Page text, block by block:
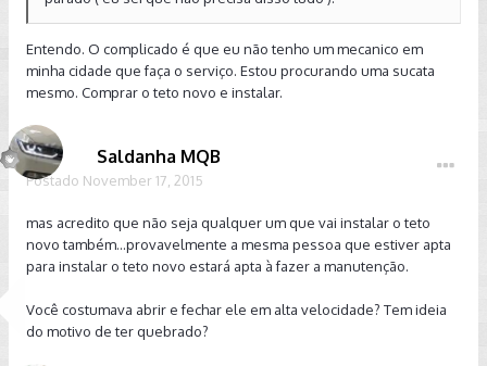
Entendo. O complicado é que eu não tenho um mecanico em
minha cidade que faça o serviço. Estou procurando uma sucata
mesmo. Comprar o teto novo e instalar.
Saldanha MQB
Postado November 17, 2015
mas acredito que não seja qualquer um que vai instalar o teto
novo também...provavelmente a mesma pessoa que estiver apta
para instalar o teto novo estará apta à fazer a manutenção.
Você costumava abrir e fechar ele em alta velocidade? Tem ideia
do motivo de ter quebrado?